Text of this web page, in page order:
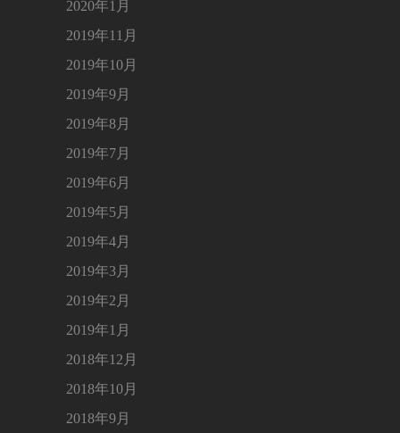
2020年1月
2019年11月
2019年10月
2019年9月
2019年8月
2019年7月
2019年6月
2019年5月
2019年4月
2019年3月
2019年2月
2019年1月
2018年12月
2018年10月
2018年9月